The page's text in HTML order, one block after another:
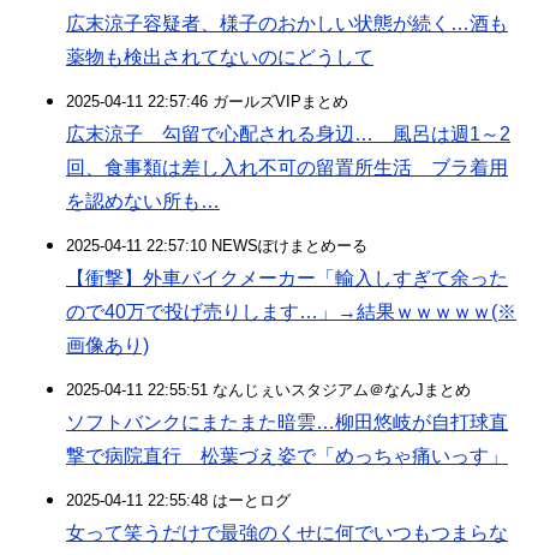
広末涼子容疑者、様子のおかしい状態が続く…酒も
薬物も検出されてないのにどうして
2025-04-11 22:57:46 ガールズVIPまとめ
広末涼子 勾留で心配される身辺… 風呂は週1～2
回、食事類は差し入れ不可の留置所生活 ブラ着用
を認めない所も…
2025-04-11 22:57:10 NEWSぽけまとめーる
【衝撃】外車バイクメーカー「輸入しすぎて余った
ので40万で投げ売りします…」→結果ｗｗｗｗｗ(※
画像あり)
2025-04-11 22:55:51 なんじぇいスタジアム＠なんJまとめ
ソフトバンクにまたまた暗雲…柳田悠岐が自打球直
撃で病院直行 松葉づえ姿で「めっちゃ痛いっす」
2025-04-11 22:55:48 はーとログ
女って笑うだけで最強のくせに何でいつもつまらな